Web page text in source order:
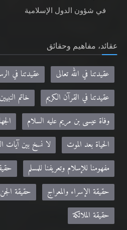
في شؤون الدول الإسلامية
عقائد، مفاهيم وحقائق
عقيدتنا في الله تعالى
عقيدتنا في
عقيدتنا في القرآن الكريم
خاتم
وفاة عيسى بن مريم عليه السلام
الحياة بعد الموت
لا نسخ بين آيات
مفهومنا للإسلام وتعريفنا للمسلم
حقيقة الإسراء والمعراج
حقيقة الجن
حقيقة الملائكة